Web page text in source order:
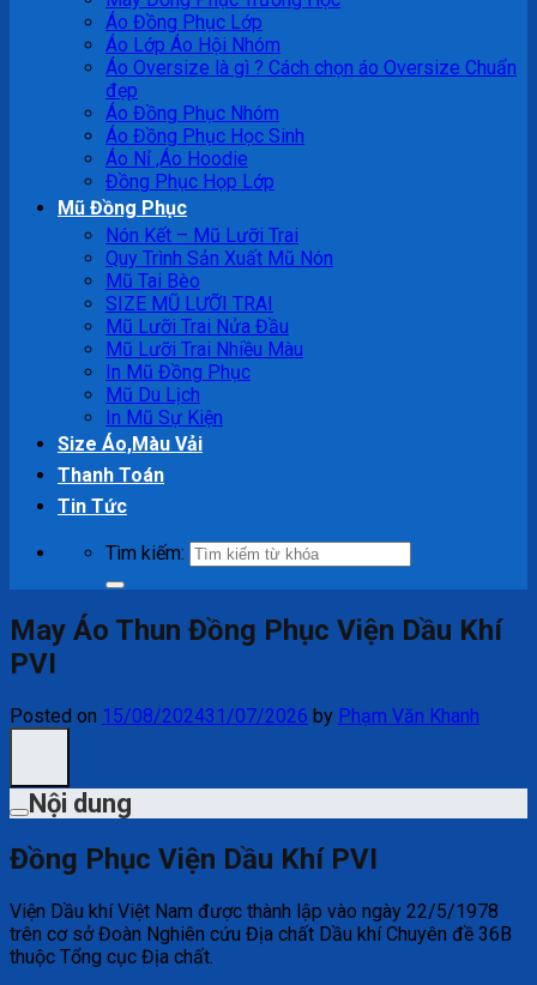
Áo Đồng Phục Lớp
Áo Lớp Áo Hội Nhóm
Áo Oversize là gì ? Cách chọn áo Oversize Chuẩn
đẹp
Áo Đồng Phục Nhóm
Áo Đồng Phục Học Sinh
Áo Nỉ ,Áo Hoodie
Đồng Phục Họp Lớp
Mũ Đồng Phục
Nón Kết – Mũ Lưỡi Trai
Quy Trình Sản Xuất Mũ Nón
Mũ Tai Bèo
SIZE MŨ LƯỠI TRAI
Mũ Lưỡi Trai Nửa Đầu
Mũ Lưỡi Trai Nhiều Màu
In Mũ Đồng Phục
Mũ Du Lịch
In Mũ Sự Kiện
Size Áo,Màu Vải
Thanh Toán
Tin Tức
Tìm kiếm:
May Áo Thun Đồng Phục Viện Dầu Khí
PVI
Posted on 15/08/202431/07/2026 by Phạm Văn Khanh
Nội dung
Đồng Phục Viện Dầu Khí PVI
Viện Dầu khí Việt Nam được thành lập vào ngày 22/5/1978
trên cơ sở Đoàn Nghiên cứu Địa chất Dầu khí Chuyên đề 36B
thuộc Tổng cục Địa chất.